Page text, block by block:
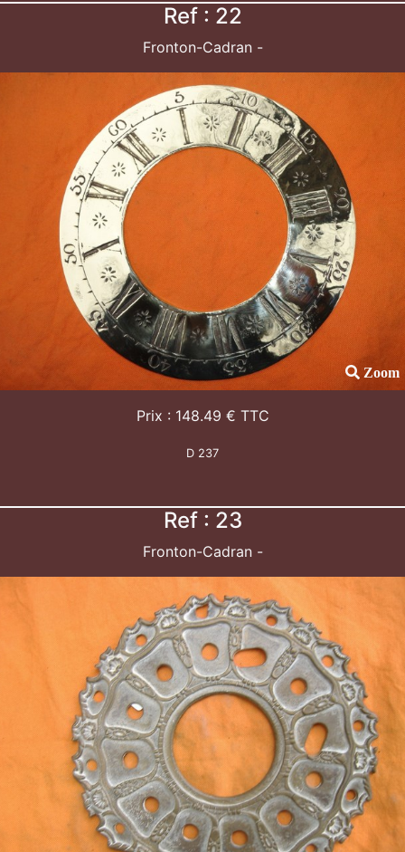
Ref : 22
Fronton-Cadran -
Zoom
Prix : 148.49 € TTC
D 237
Ref : 23
Fronton-Cadran -